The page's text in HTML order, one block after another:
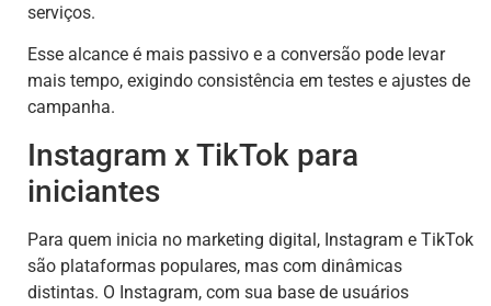
serviços.
Esse alcance é mais passivo e a conversão pode levar
mais tempo, exigindo consistência em testes e ajustes de
campanha.
Instagram x TikTok para
iniciantes
Para quem inicia no marketing digital, Instagram e TikTok
são plataformas populares, mas com dinâmicas
distintas. O Instagram, com sua base de usuários